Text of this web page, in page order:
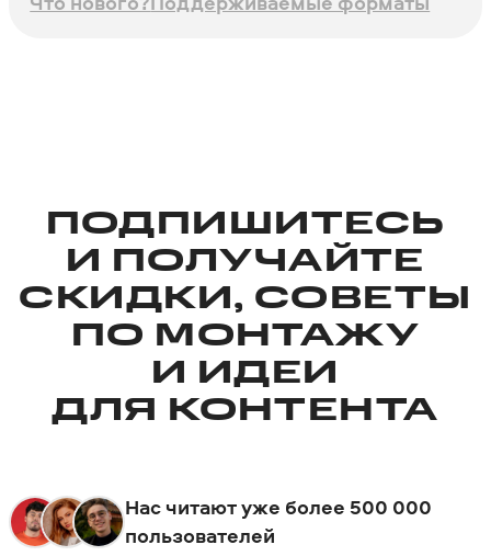
ПОДПИШИТЕСЬ
И ПОЛУЧАЙТЕ
СКИДКИ, СОВЕТЫ
ПО МОНТАЖУ
И ИДЕИ
ДЛЯ КОНТЕНТА
Нас читают уже более 500 000
пользователей